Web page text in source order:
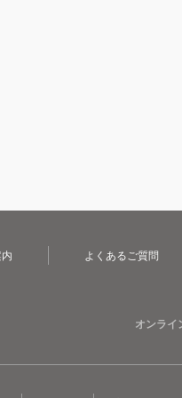
よくあるご質問
オンライ